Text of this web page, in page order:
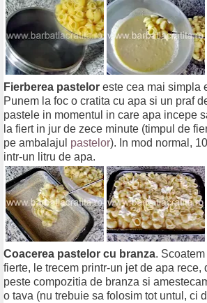
Fierberea pastelor este cea mai simpla
Punem la foc o cratita cu apa si un praf
pastele in momentul in care apa incepe
la fiert in jur de zece minute (timpul de
pe ambalajul pastelor). In mod normal,
intr-un litru de apa.
Coacerea pastelor cu branza.
fierte, le trecem printr-un jet de apa rece,
peste compozitia de branza si
o tava (nu trebuie sa folosim tot untul, ci